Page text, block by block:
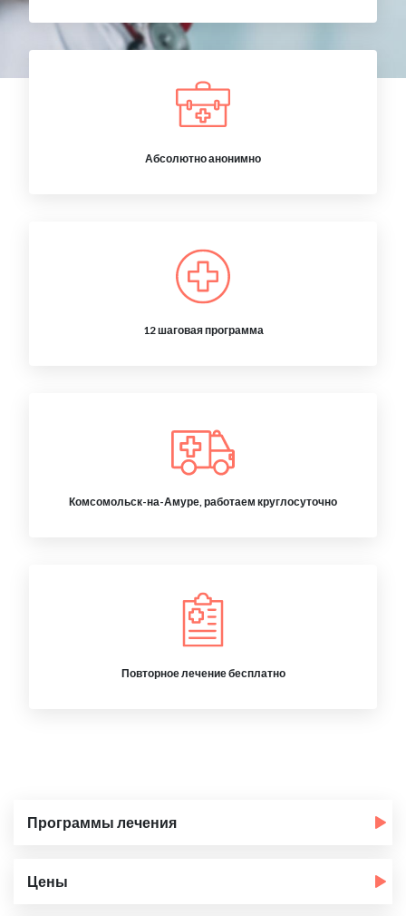
Абсолютно анонимно
12 шаговая программа
Комсомольск-на-Амуре, работаем круглосуточно
Повторное лечение бесплатно
Программы лечения
Цены